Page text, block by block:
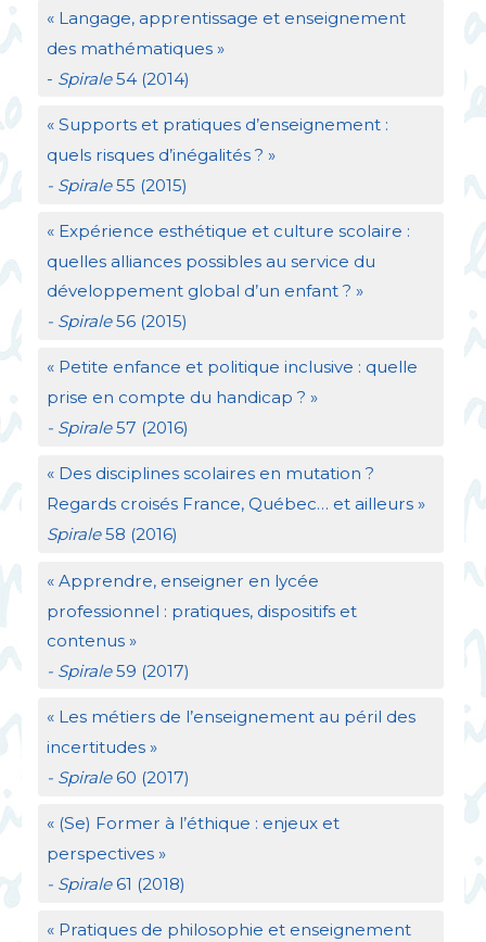
« Langage, apprentissage et enseignement
des mathématiques »
- Spirale54 (2014)
« Supports et pratiques d’enseignement :
quels risques d’inégalités ? »
- Spirale55 (2015)
« Expérience esthétique et culture scolaire :
quelles alliances possibles au service du
développement global d’un enfant ? »
- Spirale56 (2015)
« Petite enfance et politique inclusive : quelle
prise en compte du handicap ? »
- Spirale57 (2016)
« Des disciplines scolaires en mutation ?
Regards croisés France, Québec… et ailleurs »
Spirale58 (2016)
« Apprendre, enseigner en lycée
professionnel : pratiques, dispositifs et
contenus »
- Spirale59 (2017)
« Les métiers de l’enseignement au péril des
incertitudes »
- Spirale60 (2017)
« (Se) Former à l’éthique : enjeux et
perspectives »
- Spirale61 (2018)
« Pratiques de philosophie et enseignement